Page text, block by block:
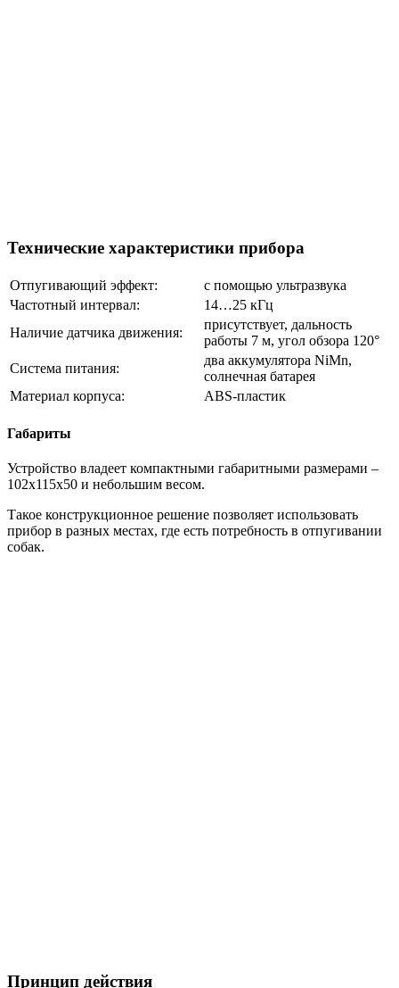
Технические характеристики прибора
Отпугивающий эффект:
с помощью ультразвука
Частотный интервал:
14…25 кГц
Наличие датчика движения:
присутствует, дальность
работы 7 м, угол обзора 120°
Система питания:
два аккумулятора NiMn,
солнечная батарея
Материал корпуса:
ABS-пластик
Габариты
Устройство владеет компактными габаритными размерами –
102х115х50 и небольшим весом.
Такое конструкционное решение позволяет использовать
прибор в разных местах, где есть потребность в отпугивании
собак.
Принцип действия